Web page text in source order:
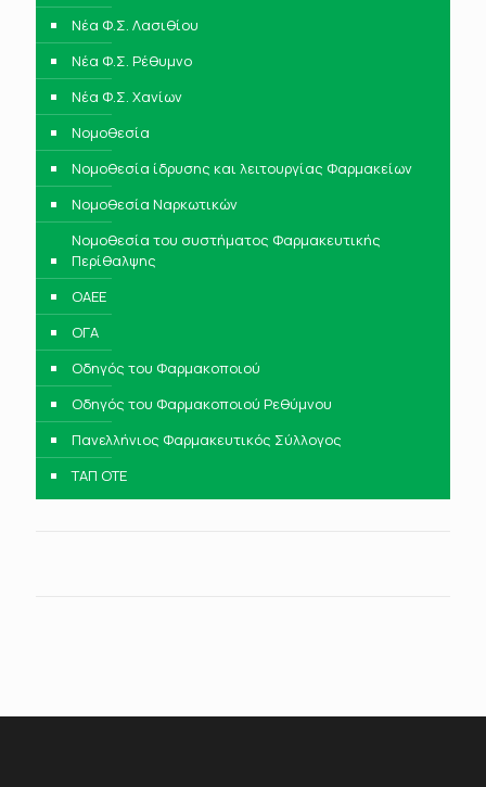
Νέα Φ.Σ. Λασιθίου
Νέα Φ.Σ. Ρέθυμνο
Νέα Φ.Σ. Χανίων
Νομοθεσία
Νομοθεσία ίδρυσης και λειτουργίας Φαρμακείων
Νομοθεσία Ναρκωτικών
Νομοθεσία του συστήματος Φαρμακευτικής
Περίθαλψης
ΟΑΕΕ
ΟΓΑ
Οδηγός του Φαρμακοποιού
Οδηγός του Φαρμακοποιού Ρεθύμνου
Πανελλήνιος Φαρμακευτικός Σύλλογος
ΤΑΠ ΟΤΕ